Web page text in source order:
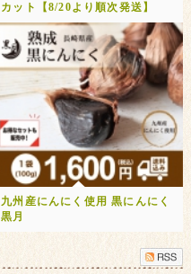
カット【8/20より順次発送】
九州産にんにく使用 黒にんにく
黒月